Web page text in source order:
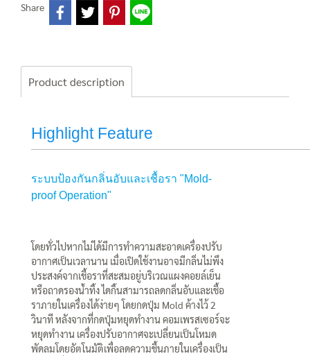
Share
Product description
Highlight Feature
ระบบป้องกันกลิ่นอับและเชื้อรา "Mold-
proof Operation"
โดยทั่วไปหากไม่ได้มีการทำความสะอาดเครื่องปรับ
อากาศเป็นเวลานาน เมื่อเปิดใช้งานอาจมีกลิ่นไม่พึง
ประสงค์จากเชื้อราที่สะสมอยู่บริเวณแผงคอยล์เย็น
หรือถาดรองน้ำทิ้ง ไดกิ้นสามารถลดกลิ่นอับและเชื้อ
ราภายในเครื่องได้ง่ายๆ โดยกดปุ่ม Mold ค้างไว้ 2
วินาที หลังจากที่กดปุ่มหยุดทำงาน คอมเพรสเซอร์จะ
หยุดทำงาน เครื่องปรับอากาศจะเปลี่ยนเป็นโหมด
พัดลมโดยอัตโนมัติเพื่อลดความชื้นภายในเครื่องเป็น